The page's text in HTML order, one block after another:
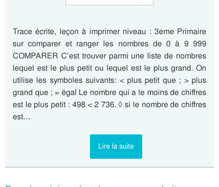
Trace écrite, leçon à imprimer niveau : 3eme Primaire
sur comparer et ranger les nombres de 0 à 9 999
COMPARER C’est trouver parmi une liste de nombres
lequel est le plus petit ou lequel est le plus grand. On
utilise les symboles suivants: < plus petit que ; > plus
grand que ; = égal Le nombre qui a le moins de chiffres
est le plus petit : 498 < 2 736. ◊ si le nombre de chiffres
est…
Lire la suite